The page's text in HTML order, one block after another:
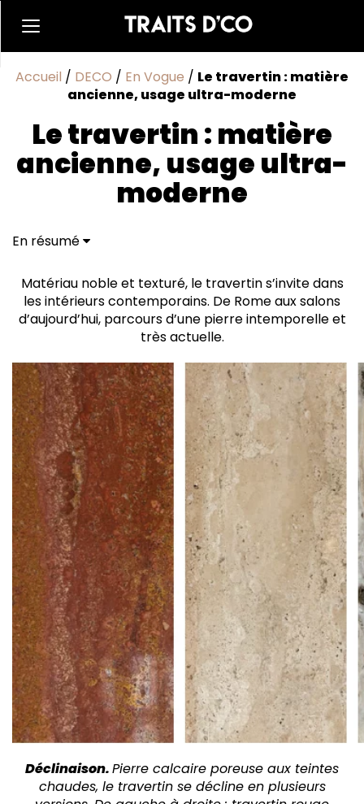
Accueil / DECO / En Vogue / Le travertin : matière
ancienne, usage ultra-moderne
Le travertin : matière
ancienne, usage ultra-
moderne
En résumé
Matériau noble et texturé, le travertin s’invite dans
les intérieurs contemporains. De Rome aux salons
d’aujourd’hui, parcours d’une pierre intemporelle et
très actuelle.
Déclinaison.Pierre calcaire poreuse aux teintes
chaudes, le travertin se décline en plusieurs